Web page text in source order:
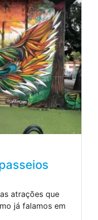
atrações que
já falamos em